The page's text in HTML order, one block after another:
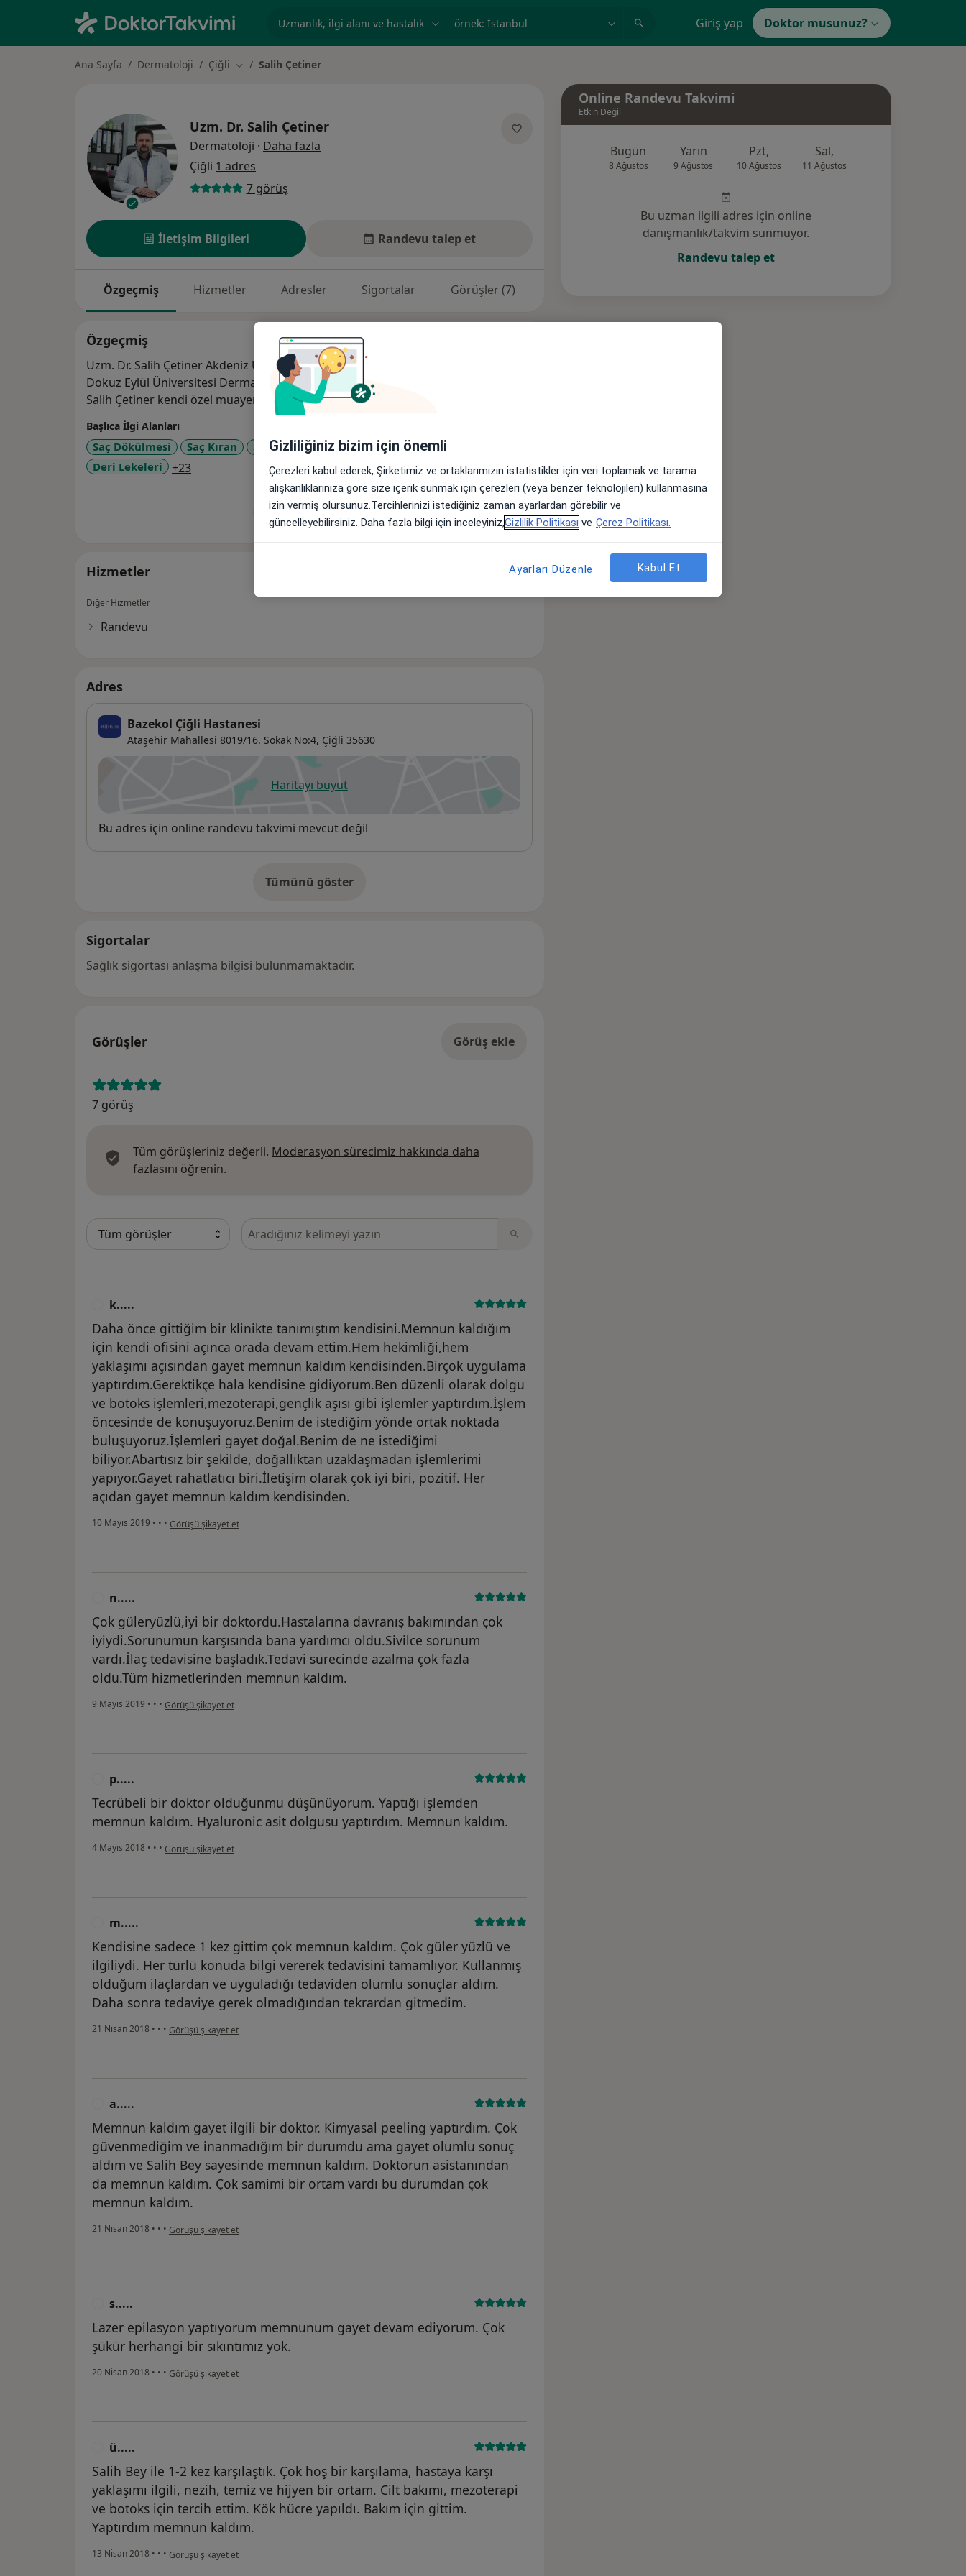
örnek: İstanbul Giriş yap Doktor musunuz?
Ana Sayfa Dermatoloji Çiğli Şehir değiştir
Salih Çetiner
Uzm. Dr. Salih Çetiner
Dermatoloji · Daha fazla
Çiğli 1 adres
7 görüş
İletişim Bilgileri Randevu talep et
Özgeçmiş Hizmetler Adresler Sigortalar Görüşler (7)
Özgeçmiş
Uzm. Dr. Salih Çetiner Akdeniz Üniversitesi Tıp Fakültesinden mezun olmuştur.
Dokuz Eylül Üniversitesi Dermatoloji Anabilim Dalında uzmanlığını tamamlayan
Salih Çetiner kendi özel muayenehanesinde hastalarına hizmet vermektedir.
Başlıca İlgi Alanları
Saç Dökülmesi Saç Kıran Saç Ve Sakal Ağarması
Saç Hastalıkları
Deri Lekeleri
+23 a11y_sr_more_diseases
Tümünü göster
deneyim hakkında
Hizmetler
Diğer Hizmetler
Randevu
Adres
Bazekol Çiğli Hastanesi
Ataşehir Mahallesi 8019/16. Sokak No:4, Çiğli 35630
Haritayı büyüt
yeni bir sekmede açılır
Uygunluk
Bu adres için online randevu takvimi mevcut değil
Tümünü göster
adres hakkında
Sigortalar
Sağlık sigortası anlaşma bilgisi bulunmamaktadır.
Görüşler Görüş ekle
7 görüş
Tüm görüşleriniz değerli. Moderasyon sürecimiz hakkında daha
fazlasını öğrenin.
Görüşler içerisinde ara
k.....
Daha önce gittiğim bir klinikte tanımıştım kendisini.Memnun kaldığım
için kendi ofisini açınca orada devam ettim.Hem hekimliği,hem
yaklaşımı açısından gayet memnun kaldım kendisinden.Birçok uygulama
yaptırdım.Gerektikçe hala kendisine gidiyorum.Ben düzenli olarak dolgu
ve botoks işlemleri,mezoterapi,gençlik aşısı gibi işlemler yaptırdım.İşlem
öncesinde de konuşuyoruz.Benim de istediğim yönde ortak noktada
buluşuyoruz.İşlemleri gayet doğal.Benim de ne istediğimi
biliyor.Abartısız bir şekilde, doğallıktan uzaklaşmadan işlemlerimi
yapıyor.Gayet rahatlatıcı biri.İletişim olarak çok iyi biri, pozitif. Her
açıdan gayet memnun kaldım kendisinden.
10 Mayıs 2019 • • • kullanıcının görüşüne göre k.....
Görüşü şikayet et
n.....
Çok güleryüzlü,iyi bir doktordu.Hastalarına davranış bakımından çok
iyiydi.Sorunumun karşısında bana yardımcı oldu.Sivilce sorunum
vardı.İlaç tedavisine başladık.Tedavi sürecinde azalma çok fazla
oldu.Tüm hizmetlerinden memnun kaldım.
9 Mayıs 2019 • • • kullanıcının görüşüne göre n.....
Görüşü şikayet et
p.....
Tecrübeli bir doktor olduğunmu düşünüyorum. Yaptığı işlemden
memnun kaldım. Hyaluronic asit dolgusu yaptırdım. Memnun kaldım.
4 Mayıs 2018 • • • kullanıcının görüşüne göre p.....
Görüşü şikayet et
m.....
Kendisine sadece 1 kez gittim çok memnun kaldım. Çok güler yüzlü ve
ilgiliydi. Her türlü konuda bilgi vererek tedavisini tamamlıyor. Kullanmış
olduğum ilaçlardan ve uyguladığı tedaviden olumlu sonuçlar aldım.
Daha sonra tedaviye gerek olmadığından tekrardan gitmedim.
21 Nisan 2018 • • • kullanıcının görüşüne göre m.....
Görüşü şikayet et
a.....
Memnun kaldım gayet ilgili bir doktor. Kimyasal peeling yaptırdım. Çok
güvenmediğim ve inanmadığım bir durumdu ama gayet olumlu sonuç
aldım ve Salih Bey sayesinde memnun kaldım. Doktorun asistanından
da memnun kaldım. Çok samimi bir ortam vardı bu durumdan çok
memnun kaldım.
21 Nisan 2018 • • • kullanıcının görüşüne göre a.....
Görüşü şikayet et
s.....
Lazer epilasyon yaptıyorum memnunum gayet devam ediyorum. Çok
şükür herhangi bir sıkıntımız yok.
20 Nisan 2018 • • • kullanıcının görüşüne göre s.....
Görüşü şikayet et
ü.....
Salih Bey ile 1-2 kez karşılaştık. Çok hoş bir karşılama, hastaya karşı
yaklaşımı ilgili, nezih, temiz ve hijyen bir ortam. Cilt bakımı, mezoterapi
ve botoks için tercih ettim. Kök hücre yapıldı. Bakım için gittim.
Yaptırdım memnun kaldım.
13 Nisan 2018 • • • kullanıcının görüşüne göre ü.....
Görüşü şikayet et
Online Randevu Takvimi
Etkin Değil
Bugün
8 Ağustos
Yarın
9 Ağustos
Pzt,
10 Ağustos
Sal,
11 Ağustos
Bu uzman ilgili adres için online
danışmanlık/takvim sunmuyor.
Randevu talep et
Gizliliğiniz bizim için önemli
Çerezleri kabul ederek, Şirketimiz ve ortaklarımızın istatistikler için veri toplamak ve tarama
alışkanlıklarınıza göre size içerik sunmak için çerezleri (veya benzer teknolojileri) kullanmasına
izin vermiş olursunuz.Tercihlerinizi istediğiniz zaman ayarlardan görebilir ve
güncelleyebilirsiniz. Daha fazla bilgi için inceleyiniz,Gizlilik Politikası ve Çerez Politikası.
Ayarları Düzenle Kabul Et